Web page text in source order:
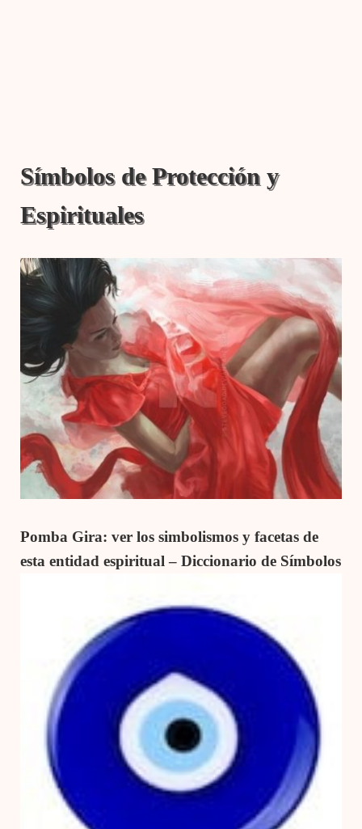
Símbolos de Protección y
Espirituales
Pomba Gira: ver los simbolismos y facetas de
esta entidad espiritual – Diccionario de Símbolos